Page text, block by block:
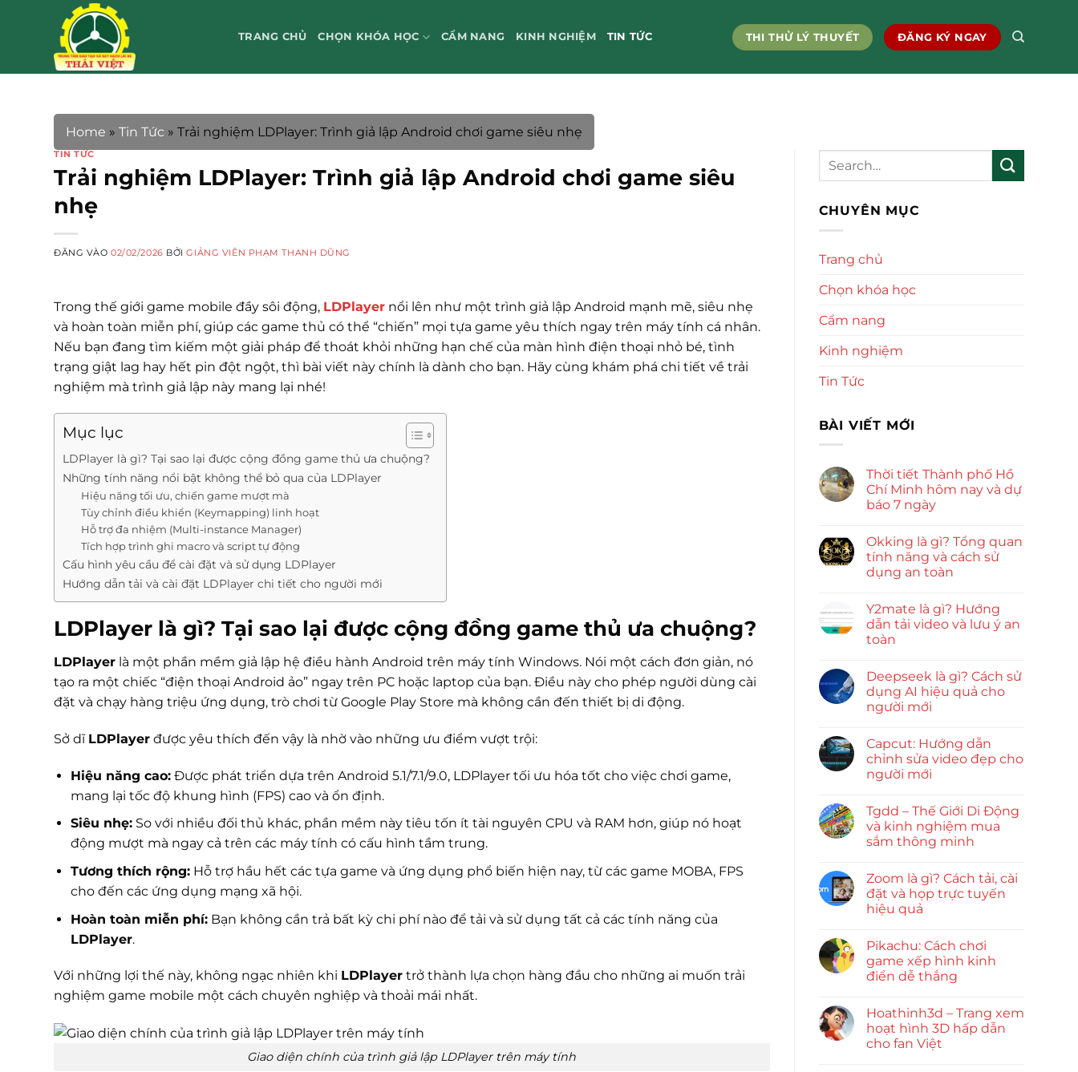
TRANG CHỦ CHỌN KHÓA HỌC CẨM NANG KINH NGHIỆM TIN TỨC THI THỬ LÝ THUYẾT ĐĂNG KÝ NGAY
Home » Tin Tức » Trải nghiệm LDPlayer: Trình giả lập Android chơi game siêu nhẹ
TIN TỨC
Trải nghiệm LDPlayer: Trình giả lập Android chơi game siêu
nhẹ
ĐĂNG VÀO02/02/2026 BỞIGIẢNG VIÊN PHẠM THANH DŨNG
Trong thế giới game mobile đầy sôi động, LDPlayer nổi lên như một trình giả lập Android mạnh mẽ, siêu nhẹ
và hoàn toàn miễn phí, giúp các game thủ có thể “chiến” mọi tựa game yêu thích ngay trên máy tính cá nhân.
Nếu bạn đang tìm kiếm một giải pháp để thoát khỏi những hạn chế của màn hình điện thoại nhỏ bé, tình
trạng giật lag hay hết pin đột ngột, thì bài viết này chính là dành cho bạn. Hãy cùng khám phá chi tiết về trải
nghiệm mà trình giả lập này mang lại nhé!
Mục lục
LDPlayer là gì? Tại sao lại được cộng đồng game thủ ưa chuộng?
Những tính năng nổi bật không thể bỏ qua của LDPlayer
Hiệu năng tối ưu, chiến game mượt mà
Tùy chỉnh điều khiển (Keymapping) linh hoạt
Hỗ trợ đa nhiệm (Multi-instance Manager)
Tích hợp trình ghi macro và script tự động
Cấu hình yêu cầu để cài đặt và sử dụng LDPlayer
Hướng dẫn tải và cài đặt LDPlayer chi tiết cho người mới
LDPlayer là gì? Tại sao lại được cộng đồng game thủ ưa chuộng?
LDPlayer là một phần mềm giả lập hệ điều hành Android trên máy tính Windows. Nói một cách đơn giản, nó
tạo ra một chiếc “điện thoại Android ảo” ngay trên PC hoặc laptop của bạn. Điều này cho phép người dùng cài
đặt và chạy hàng triệu ứng dụng, trò chơi từ Google Play Store mà không cần đến thiết bị di động.
Sở dĩ LDPlayer được yêu thích đến vậy là nhờ vào những ưu điểm vượt trội:
Hiệu năng cao:Được phát triển dựa trên Android 5.1/7.1/9.0, LDPlayer tối ưu hóa tốt cho việc chơi game,
mang lại tốc độ khung hình (FPS) cao và ổn định.
Siêu nhẹ:So với nhiều đối thủ khác, phần mềm này tiêu tốn ít tài nguyên CPU và RAM hơn, giúp nó hoạt
động mượt mà ngay cả trên các máy tính có cấu hình tầm trung.
Tương thích rộng:Hỗ trợ hầu hết các tựa game và ứng dụng phổ biến hiện nay, từ các game MOBA, FPS
cho đến các ứng dụng mạng xã hội.
Hoàn toàn miễn phí:Bạn không cần trả bất kỳ chi phí nào để tải và sử dụng tất cả các tính năng của
LDPlayer.
Với những lợi thế này, không ngạc nhiên khi LDPlayer trở thành lựa chọn hàng đầu cho những ai muốn trải
nghiệm game mobile một cách chuyên nghiệp và thoải mái nhất.
Giao diện chính của trình giả lập LDPlayer trên máy tính
CHUYÊN MỤC
Trang chủ
Chọn khóa học
Cẩm nang
Kinh nghiệm
Tin Tức
BÀI VIẾT MỚI
Thời tiết Thành phố Hồ
Chí Minh hôm nay và dự
báo 7 ngày
Okking là gì? Tổng quan
tính năng và cách sử
dụng an toàn
Y2mate là gì? Hướng
dẫn tải video và lưu ý an
toàn
Deepseek là gì? Cách sử
dụng AI hiệu quả cho
người mới
Capcut: Hướng dẫn
chỉnh sửa video đẹp cho
người mới
Tgdd – Thế Giới Di Động
và kinh nghiệm mua
sắm thông minh
Zoom là gì? Cách tải, cài
đặt và họp trực tuyến
hiệu quả
Pikachu: Cách chơi
game xếp hình kinh
điển dễ thắng
Hoathinh3d – Trang xem
hoạt hình 3D hấp dẫn
cho fan Việt